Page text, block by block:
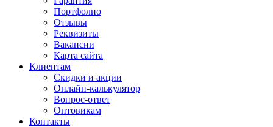
Портфолио
Отзывы
Реквизиты
Вакансии
Карта сайта
Клиентам
Скидки и акции
Онлайн-калькулятор
Вопрос-ответ
Оптовикам
Контакты